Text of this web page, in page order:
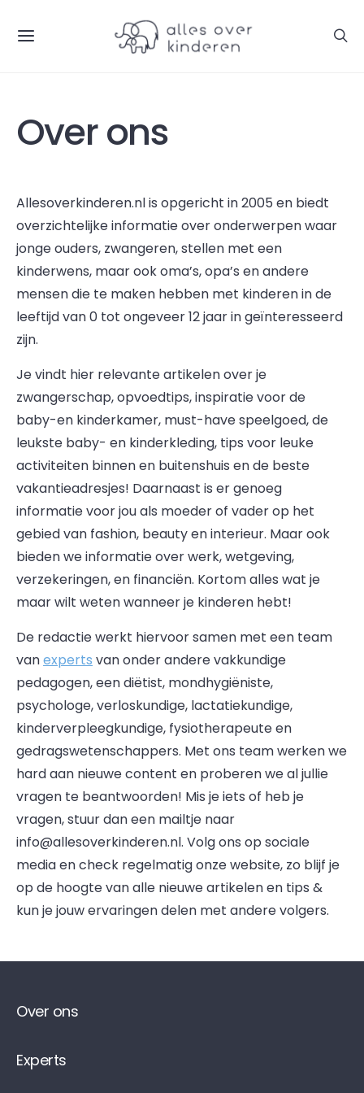
Over ons
Allesoverkinderen.nl is opgericht in 2005 en biedt
overzichtelijke informatie over onderwerpen waar
jonge ouders, zwangeren, stellen met een
kinderwens, maar ook oma’s, opa’s en andere
mensen die te maken hebben met kinderen in de
leeftijd van 0 tot ongeveer 12 jaar in geïnteresseerd
zijn.
Je vindt hier relevante artikelen over je
zwangerschap, opvoedtips, inspiratie voor de
baby-en kinderkamer, must-have speelgoed, de
leukste baby- en kinderkleding, tips voor leuke
activiteiten binnen en buitenshuis en de beste
vakantieadresjes! Daarnaast is er genoeg
informatie voor jou als moeder of vader op het
gebied van fashion, beauty en interieur. Maar ook
bieden we informatie over werk, wetgeving,
verzekeringen, en financiën. Kortom alles wat je
maar wilt weten wanneer je kinderen hebt!
De redactie werkt hiervoor samen met een team
vanexperts van onder andere vakkundige
pedagogen, een diëtist, mondhygiëniste,
psychologe, verloskundige, lactatiekundige,
kinderverpleegkundige, fysiotherapeute en
gedragswetenschappers. Met ons team werken we
hard aan nieuwe content en proberen we al jullie
vragen te beantwoorden! Mis je iets of heb je
vragen, stuur dan een mailtje naar
info@allesoverkinderen.nl. Volg ons op sociale
media en check regelmatig onze website, zo blijf je
op de hoogte van alle nieuwe artikelen en tips &
kun je jouw ervaringen delen met andere volgers.
Over ons
Experts